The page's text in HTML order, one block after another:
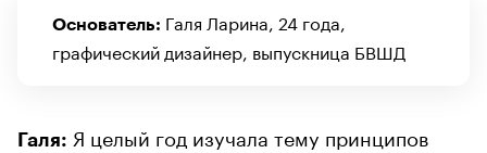
Основатель: Галя Ларина, 24 года,
графический дизайнер, выпускница БВШД
Галя: Я целый год изучала тему принципов